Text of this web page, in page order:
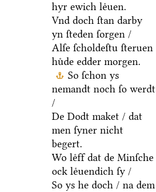
hyr ewich leͤuen.
Vnd doch ſtan darby
yn ſteden ſorgen /
Alſe ſcholdeſtu ſteruen
huͤde edder morgen.
So ſchon ys
nemandt noch ſo werdt
/
De Dodt maket / dat
men ſyner nicht
begert.
Wo leͤff dat de Minſche
ock leͤuendich ſy /
So ys he doch / na dem